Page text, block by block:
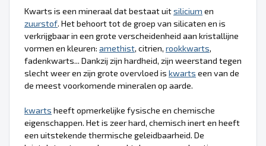
Kwarts is een mineraal dat bestaat uitsilicium en
zuurstof. Het behoort tot de groep van silicaten en is
verkrijgbaar in een grote verscheidenheid aan kristallijne
vormen en kleuren: amethist, citrien, rookkwarts,
fadenkwarts... Dankzij zijn hardheid, zijn weerstand tegen
slecht weer en zijn grote overvloed is kwarts een van de
de meest voorkomende mineralen op aarde.
kwarts heeft opmerkelijke fysische en chemische
eigenschappen. Het is zeer hard, chemisch inert en heeft
een uitstekende thermische geleidbaarheid. De